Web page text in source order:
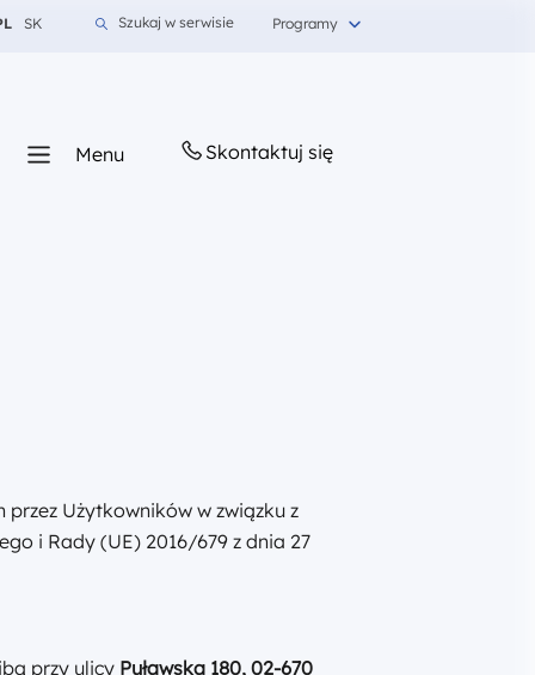
język na Polski
Zmień język na Słowacki
SK Szukaj w serwisie Programy
Menu Skontaktuj się
Użytkowników w związku z
i Rady (UE) 2016/679 z dnia 27
przy ulicy Puławska 180, 02-670